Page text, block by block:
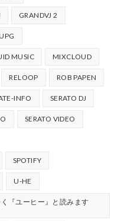
GRANDVJ 2
MUSIC MIXCLOUD
RELOOP ROB PAPEN
INFO SERATO DJ
SERATO VIDEO
SPOTIFY
U-HE
『ユーヒー』と読みます